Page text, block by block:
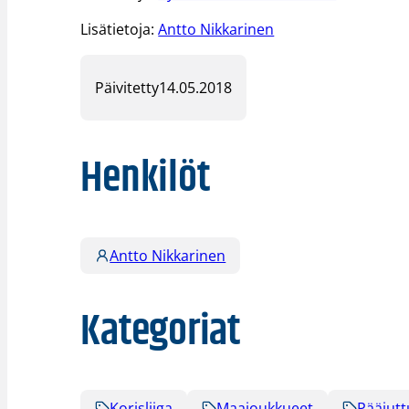
Lisätietoja:Antto Nikkarinen
Päivitetty14.05.2018
Henkilöt
Antto Nikkarinen
Kategoriat